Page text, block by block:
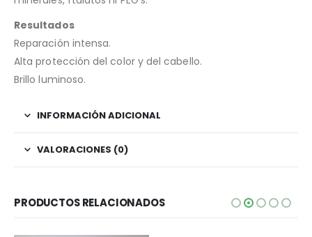
Resultados
Reparación intensa.
Alta protección del color y del cabello.
Brillo luminoso.
INFORMACIÓN ADICIONAL
VALORACIONES (0)
PRODUCTOS RELACIONADOS